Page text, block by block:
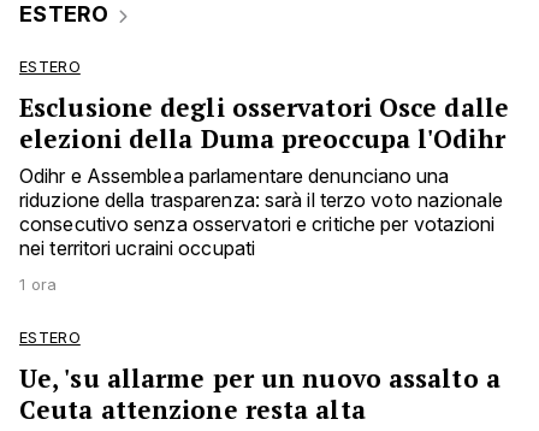
ESTERO
ESTERO
Esclusione degli osservatori Osce dalle
elezioni della Duma preoccupa l'Odihr
Odihr e Assemblea parlamentare denunciano una
riduzione della trasparenza: sarà il terzo voto nazionale
consecutivo senza osservatori e critiche per votazioni
nei territori ucraini occupati
1 ora
ESTERO
Ue, 'su allarme per un nuovo assalto a
Ceuta attenzione resta alta